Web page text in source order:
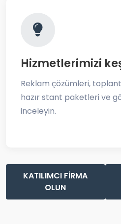
Hizmetlerimizi
Reklam çözümleri,
hazır stant paketleri ve
inceleyin.
KATILIMCI FİRMA
OLUN